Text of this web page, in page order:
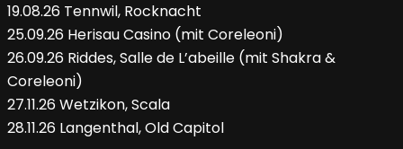
19.08.26 Tennwil, Rocknacht
25.09.26 Herisau Casino (mit Coreleoni)
26.09.26 Riddes, Salle de L’abeille (mit Shakra &
Coreleoni)
27.11.26 Wetzikon, Scala
28.11.26 Langenthal, Old Capitol